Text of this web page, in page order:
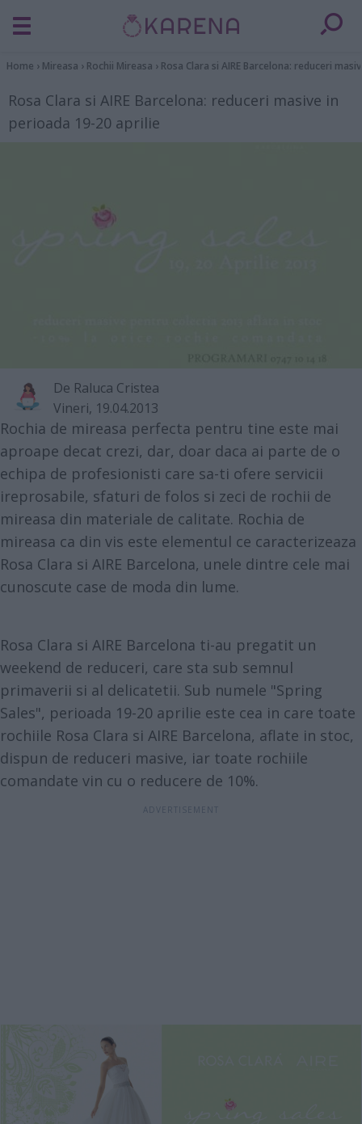
Home › Mireasa › Rochii Mireasa › Rosa Clara si AIRE Barcelona: reduceri
Rosa Clara si AIRE Barcelona: reduceri masive in
perioada 19-20 aprilie
De Raluca Cristea
Vineri, 19.04.2013
Rochia de mireasa perfecta pentru tine este mai
aproape decat crezi, dar, doar daca ai parte de o
echipa de profesionisti care sa-ti ofere servicii
ireprosabile, sfaturi de folos si zeci de rochii de
mireasa din materiale de calitate. Rochia de
mireasa ca din vis este elementul ce caracterizeaza
Rosa Clara si AIRE Barcelona, unele dintre cele mai
cunoscute case de moda din lume.
Rosa Clara si AIRE Barcelona ti-au pregatit un
weekend de reduceri, care sta sub semnul
primaverii si al delicatetii. Sub numele "Spring
Sales", perioada 19-20 aprilie este cea in care toate
rochiile Rosa Clara si AIRE Barcelona, aflate in stoc,
dispun de reduceri masive, iar toate rochiile
comandate vin cu o reducere de 10%.